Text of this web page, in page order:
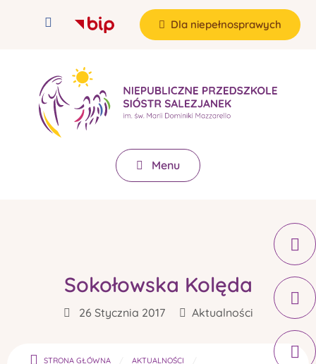
Dla niepełnosprawych
Menu
Sokołowska Kolęda
26 Stycznia 2017 Aktualności
STRONA GŁÓWNA
AKTUALNOŚCI